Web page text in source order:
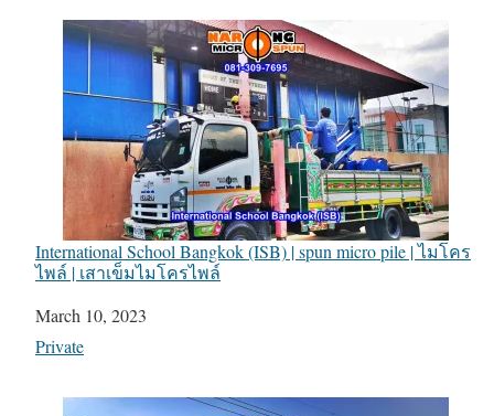
International School Bangkok (ISB) | spun micro pile | ไมโคร
ไพล์ | เสาเข็มไมโครไพล์
Date
March 10, 2023
In relation to
Private